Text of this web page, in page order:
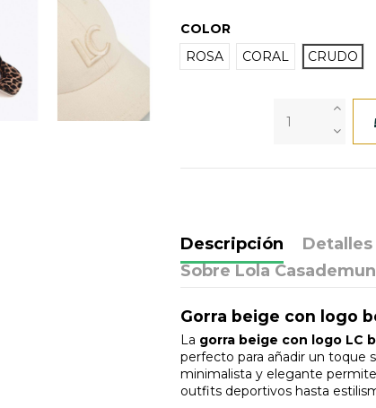
COLOR
ROSA
CORAL CRUDO
Descripción
Sobre Lola
Gorra beige con logo
La gorra beige con logo LC
perfecto para añadir un toque
minimalista y elegante
outfits deportivos hasta